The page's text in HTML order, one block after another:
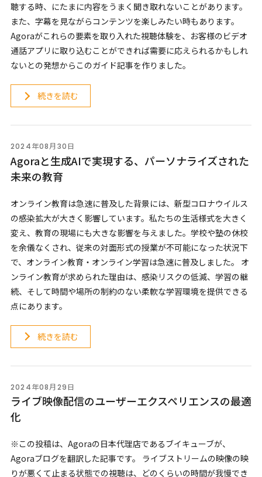
聴する時、にたまに内容をうまく聞き取れないことがあります。
また、字幕を見ながらコンテンツを楽しみたい時もあります。
Agoraがこれらの要素を取り入れた視聴体験を、お客様のビデオ
通話アプリに取り込むことができれば需要に応えられるかもしれ
ないとの発想からこのガイド記事を作りました。
続きを読む
2024年08月30日
Agoraと生成AIで実現する、パーソナライズされた
未来の教育
オンライン教育は急速に普及した背景には、新型コロナウイルス
の感染拡大が大きく影響しています。私たちの生活様式を大きく
変え、教育の現場にも大きな影響を与えました。学校や塾の休校
を余儀なくされ、従来の対面形式の授業が不可能になった状況下
で、オンライン教育・オンライン学習は急速に普及しました。 オ
ンライン教育が求められた理由は、感染リスクの低減、学習の継
続、そして時間や場所の制約のない柔軟な学習環境を提供できる
点にあります。
続きを読む
2024年08月29日
ライブ映像配信のユーザーエクスペリエンスの最適
化
※この投稿は、Agoraの日本代理店であるブイキューブが、
Agoraブログを翻訳した記事です。 ライブストリームの映像の映
りが悪くて止まる状態での視聴は、どのくらいの時間が我慢でき